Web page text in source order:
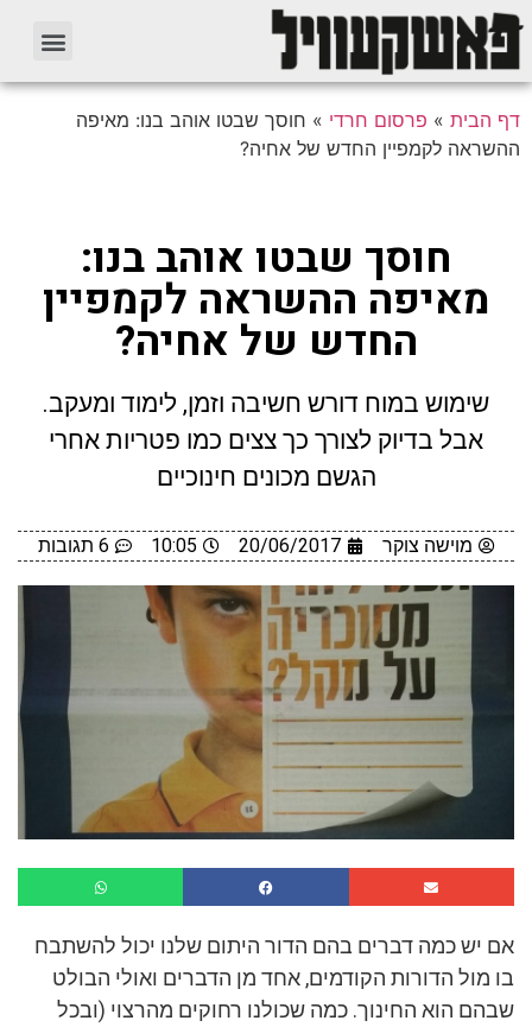
דף הבית » פרסום חרדי » חוסך שבטו אוהב בנו: מאיפה
ההשראה לקמפיין החדש של אחיה?
חוסך שבטו אוהב בנו:
מאיפה ההשראה לקמפיין
החדש של אחיה?
שימוש במוח דורש חשיבה וזמן, לימוד ומעקב.
אבל בדיוק לצורך כך צצים כמו פטריות אחרי
הגשם מכונים חינוכיים
מוישה צוקר 20/06/2017
10:05 6 תגובות
אם יש כמה דברים בהם הדור היתום שלנו יכול להשתבח
בו מול הדורות הקודמים, אחד מן הדברים ואולי הבולט
שבהם הוא החינוך. כמה שכולנו רחוקים מהרצוי (ובכל